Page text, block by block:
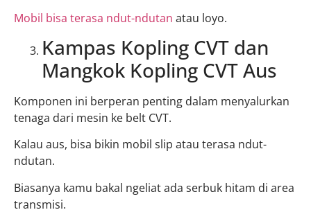
Mobil bisa terasa ndut-ndutan atau loyo.
Kampas Kopling CVT dan
Mangkok Kopling CVT Aus
Komponen ini berperan penting dalam menyalurkan
tenaga dari mesin ke belt CVT.
Kalau aus, bisa bikin mobil slip atau terasa ndut-
ndutan.
Biasanya kamu bakal ngeliat ada serbuk hitam di area
transmisi.